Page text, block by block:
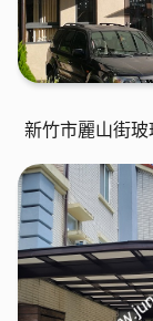
新竹市麗山街玻